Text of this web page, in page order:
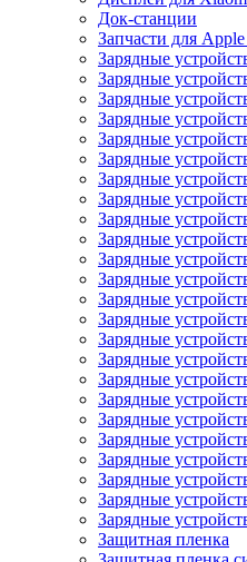
Док-станции
Запчасти для
Зарядные
Зарядные
Зарядные
Зарядные
Зарядные
Зарядные
Зарядные
Зарядные
Зарядные
Зарядные
Зарядные
Зарядные
Зарядные
Зарядные
Зарядные
Зарядные
Зарядные
Зарядные
Зарядные
Зарядные
Зарядные
Зарядные
Зарядные
Зарядные
Защитная пленка